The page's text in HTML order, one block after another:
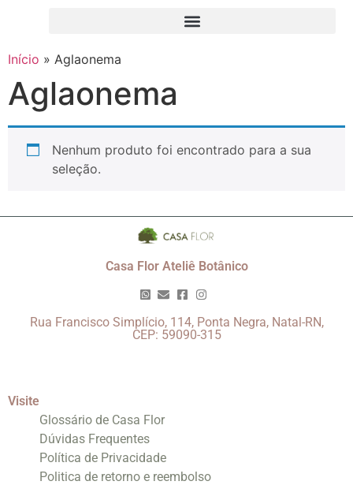
Início » Aglaonema
Aglaonema
Nenhum produto foi encontrado para a sua
seleção.
Casa Flor Ateliê Botânico
Rua Francisco Simplício, 114, Ponta Negra, Natal-RN,
CEP: 59090-315
Visite
Glossário de Casa Flor
Dúvidas Frequentes
Política de Privacidade
Politica de retorno e reembolso